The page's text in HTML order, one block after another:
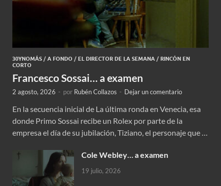
30YNOMÁS / A FONDO / EL DIRECTOR DE LA SEMANA / RINCÓN EN
CORTO
Francesco Sossai… a examen
2 agosto, 2026 - por Rubén Collazos - Dejar un comentario
En la secuencia inicial de La última ronda en Venecia, esa
donde Primo Sossai recibe un Rolex por parte de la
empresa el día de su jubilación, Tiziano, el personaje que …
Cole Webley… a examen
19 julio, 2026